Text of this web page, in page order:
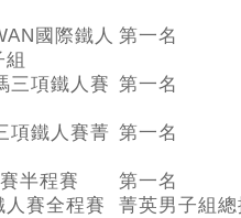
國際鐵人 第一名
三項鐵人賽 第一名
項鐵人賽菁 第一名
半程賽
第一名
人賽全程賽
菁英男子組